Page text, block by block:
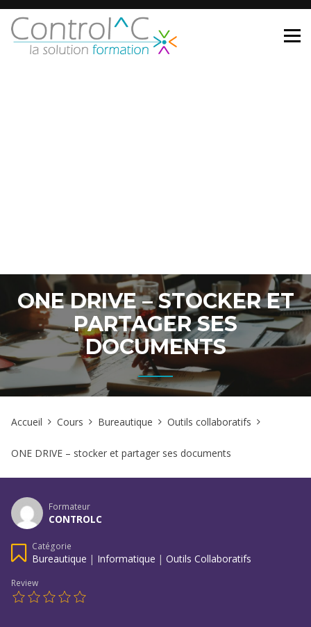
ONE DRIVE – STOCKER ET
PARTAGER SES
DOCUMENTS
Accueil Cours Bureautique Outils collaboratifs
ONE DRIVE – stocker et partager ses documents
Formateur
CONTROLC
Catégorie
Bureautique | Informatique | Outils Collaboratifs
Review